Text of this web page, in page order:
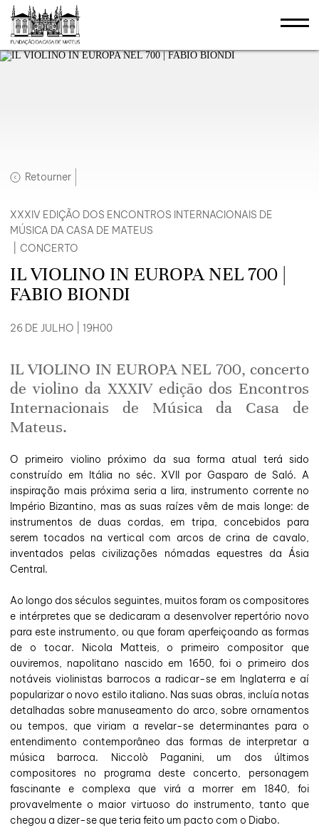
Retourner
XXXIV EDIÇÃO DOS ENCONTROS INTERNACIONAIS DE
MÚSICA DA CASA DE MATEUS
CONCERTO
IL VIOLINO IN EUROPA NEL 700 |
FABIO BIONDI
26 DE JULHO | 19H00
IL VIOLINO IN EUROPA NEL 700, concerto
de violino da XXXIV edição dos Encontros
Internacionais de Música da Casa de
Mateus.
O primeiro violino próximo da sua forma atual terá sido
construído em Itália no séc. XVII por Gasparo de Saló. A
inspiração mais próxima seria a lira, instrumento corrente no
Império Bizantino, mas as suas raízes vêm de mais longe: de
instrumentos de duas cordas, em tripa, concebidos para
serem tocados na vertical com arcos de crina de cavalo,
inventados pelas civilizações nómadas equestres da Ásia
Central.
Ao longo dos séculos seguintes, muitos foram os compositores
e intérpretes que se dedicaram a desenvolver repertório novo
para este instrumento, ou que foram aperfeiçoando as formas
de o tocar. Nicola Matteis, o primeiro compositor que
ouviremos, napolitano nascido em 1650, foi o primeiro dos
notáveis violinistas barrocos a radicar-se em Inglaterra e aí
popularizar o novo estilo italiano. Nas suas obras, incluía notas
detalhadas sobre manuseamento do arco, sobre ornamentos
ou tempos, que viriam a revelar-se determinantes para o
entendimento contemporâneo das formas de interpretar a
música barroca. Niccolò Paganini, um dos últimos
compositores no programa deste concerto, personagem
fascinante e complexa que virá a morrer em 1840, foi
provavelmente o maior virtuoso do instrumento, tanto que
chegou a dizer-se que teria feito um pacto com o Diabo.